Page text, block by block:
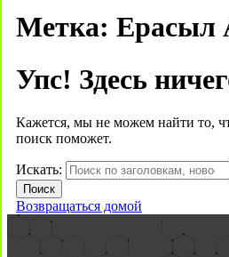
Метка: Ерасыл
Упс! Здесь
Кажется, мы не можем найти то,
поиск поможет.
Искать:
Возвращаться домой